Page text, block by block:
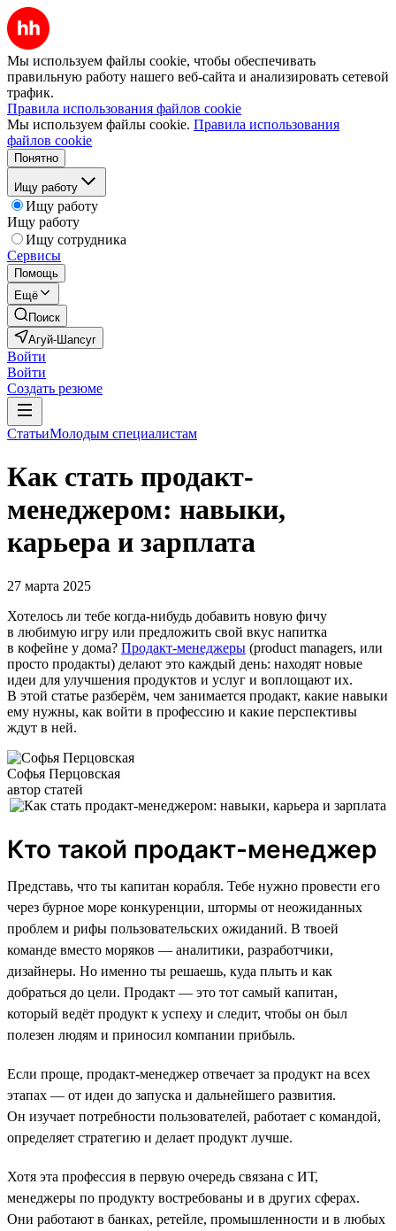
Мы используем файлы cookie, чтобы обеспечивать
правильную работу нашего веб-сайта и анализировать сетевой
трафик.
Правила использования файлов cookie
Мы используем файлы cookie. Правила использования
файлов cookie
Понятно
Ищу работу
Ищу работу
Ищу работу
Ищу сотрудника
Сервисы
Помощь
Ещё
Поиск
Агуй-Шапсуг
Войти
Войти
Создать резюме
СтатьиМолодым специалистам
Как стать продакт-
менеджером: навыки,
карьера и зарплата
27 марта 2025
Хотелось ли тебе когда-нибудь добавить новую фичу
в любимую игру или предложить свой вкус напитка
в кофейне у дома? Продакт-менеджеры (product managers, или
просто продакты) делают это каждый день: находят новые
идеи для улучшения продуктов и услуг и воплощают их.
В этой статье разберём, чем занимается продакт, какие навыки
ему нужны, как войти в профессию и какие перспективы
ждут в ней.
Софья Перцовская
автор статей
Кто такой продакт-менеджер
Представь, что ты капитан корабля. Тебе нужно провести его
через бурное море конкуренции, штормы от неожиданных
проблем и рифы пользовательских ожиданий. В твоей
команде вместо моряков — аналитики, разработчики,
дизайнеры. Но именно ты решаешь, куда плыть и как
добраться до цели. Продакт — это тот самый капитан,
который ведёт продукт к успеху и следит, чтобы он был
полезен людям и приносил компании прибыль.
Если проще, продакт-менеджер отвечает за продукт на всех
этапах — от идеи до запуска и дальнейшего развития.
Он изучает потребности пользователей, работает с командой,
определяет стратегию и делает продукт лучше.
Хотя эта профессия в первую очередь связана с ИТ,
менеджеры по продукту востребованы и в других сферах.
Они работают в банках, ретейле, промышленности и в любых